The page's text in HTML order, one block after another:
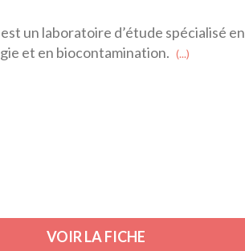
un laboratoire d’étude spécialisé en
et en biocontamination. (...)
VOIR LA FICHE